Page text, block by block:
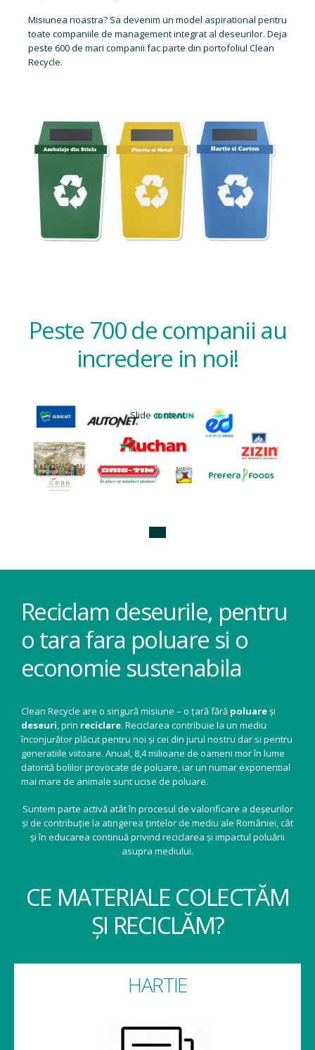
Misiunea noastra? Sa devenim un model aspirational pentru
toate companiile de management integrat al deseurilor. Deja
peste 600 de mari companii fac parte din portofoliul Clean
Recycle.
Peste 700 de companii au
incredere in noi!
Slide content
Reciclam deseurile, pentru
o tara fara poluare si o
economie sustenabila
Clean Recycle are o singură misiune – o țară fără poluareși
deseuri, prin reciclare. Reciclarea contribuie la un mediu
înconjurător plăcut pentru noi și cei din jurul nostru dar si pentru
generatiile viitoare. Anual, 8,4 milioane de oameni mor în lume
datorită bolilor provocate de poluare, iar un numar exponential
mai mare de animale sunt ucise de poluare.
Suntem parte activă atât în procesul de valorificare a deșeurilor
și de contribuție la atingerea țintelor de mediu ale României, cât
și în educarea continuă privind reciclarea și impactul poluării
asupra mediului.
CE MATERIALE COLECTĂM
ȘI RECICLĂM?
HARTIE